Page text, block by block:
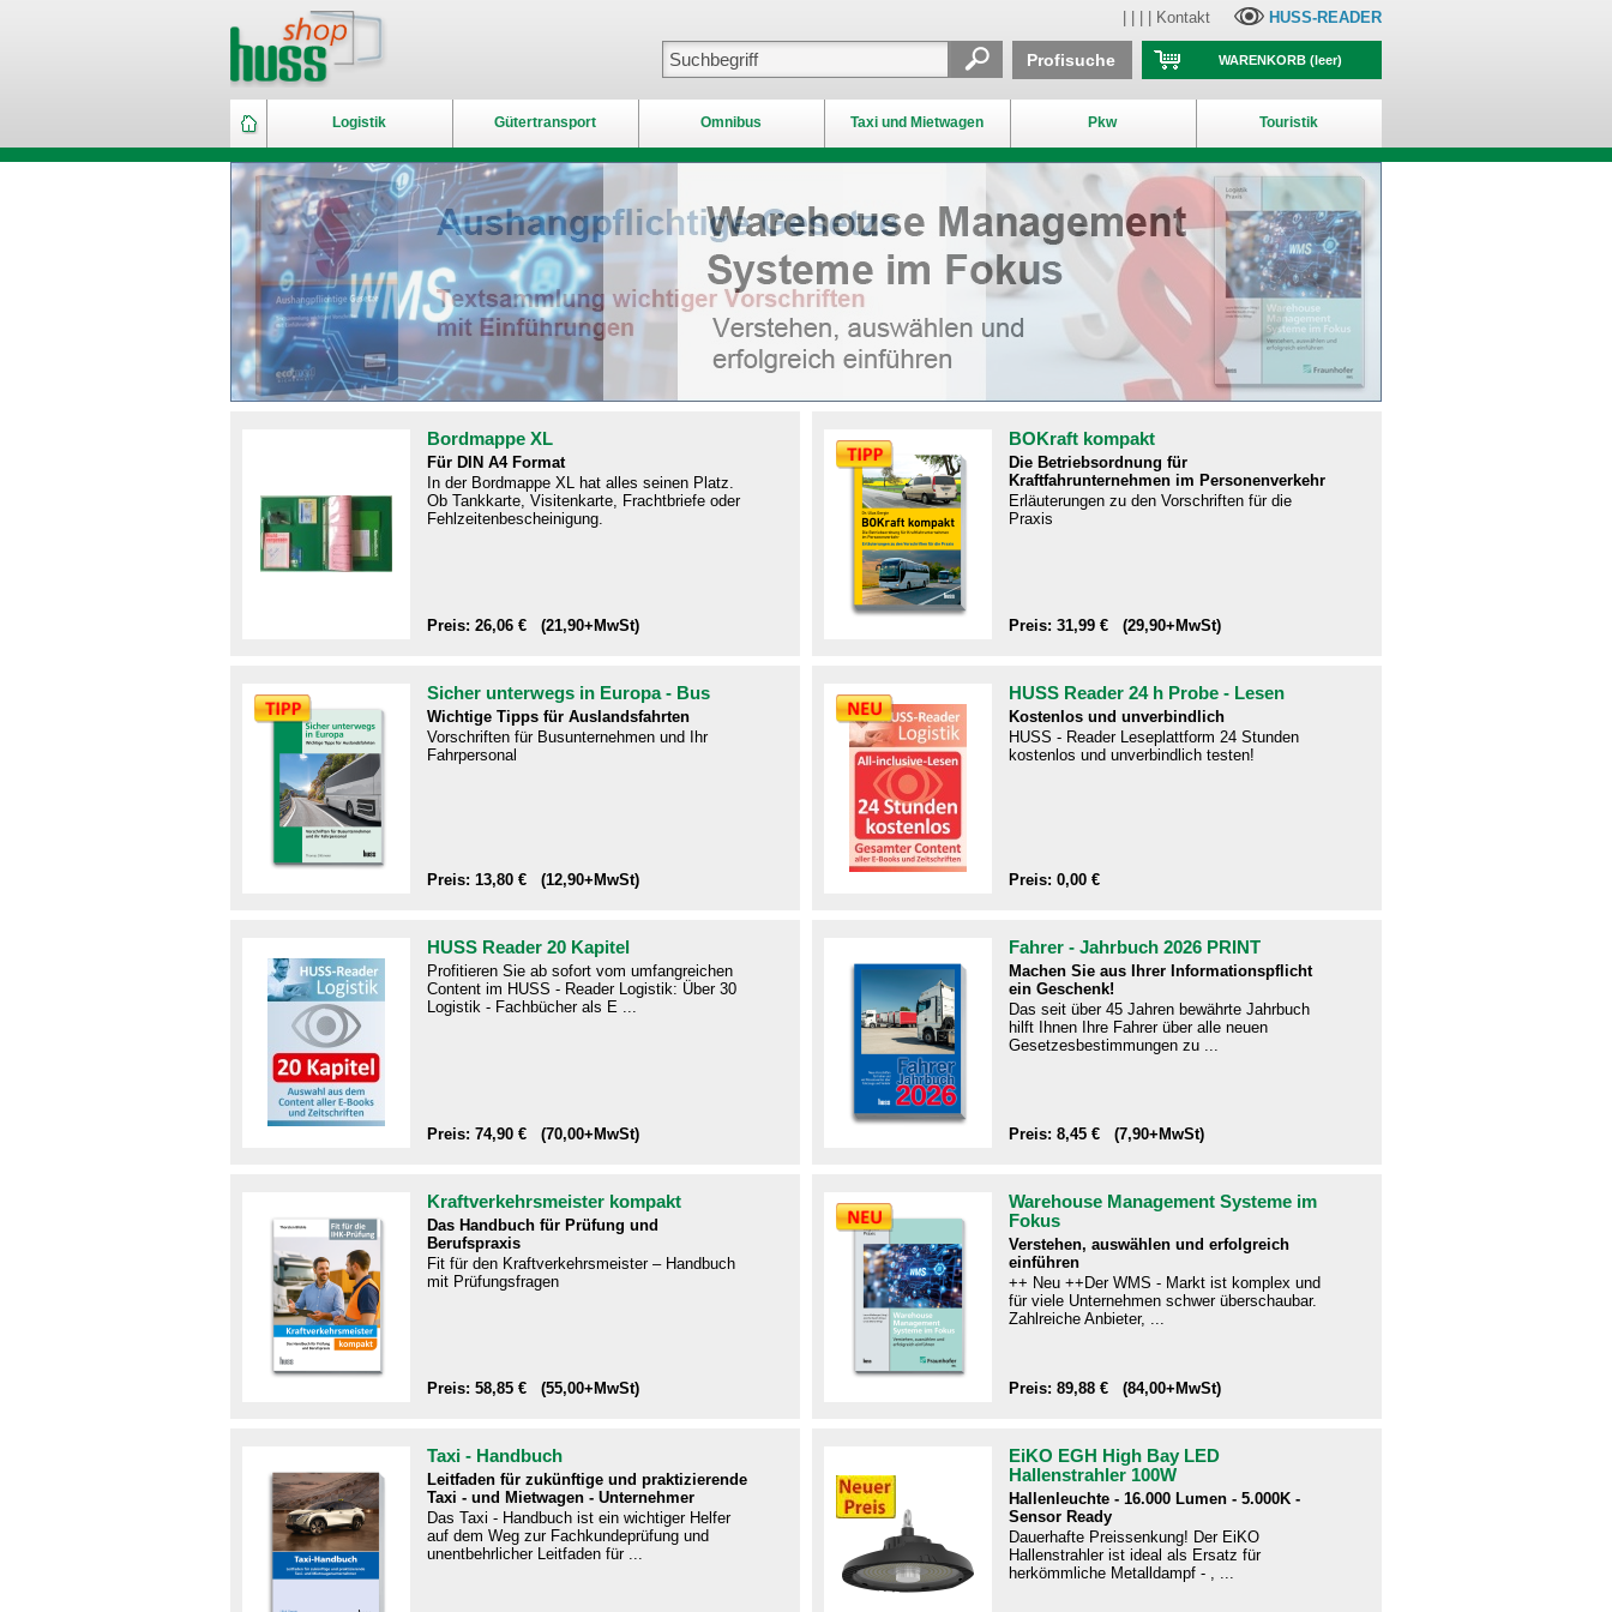
Logistik Gütertransport Omnibus Taxi und Mietwagen Pkw Touristik
Kontakt HUSS-READER
WARENKORB(leer)
Profisuche
Bordmappe XL
Für DIN A4 Format
In der Bordmappe XL hat alles seinen Platz.
Ob Tankkarte, Visitenkarte, Frachtbriefe oder
Fehlzeitenbescheinigung.
Preis: 26,06 € (21,90+MwSt)
BOKraft kompakt
Die Betriebsordnung für
Kraftfahrunternehmen im Personenverkehr
Erläuterungen zu den Vorschriften für die
Praxis​
Preis: 31,99 € (29,90+MwSt)
Sicher unterwegs in Europa - Bus
Wichtige Tipps für Auslandsfahrten
Vorschriften für Busunternehmen und Ihr
Fahrpersonal
Preis: 13,80 € (12,90+MwSt)
HUSS Reader 24 h Probe - Lesen
Kostenlos und unverbindlich
HUSS - Reader Leseplattform 24 Stunden
kostenlos und unverbindlich testen!
Preis: 0,00 €
HUSS Reader 20 Kapitel
Profitieren Sie ab sofort vom umfangreichen
Content im HUSS - Reader Logistik: Über 30
Logistik - Fachbücher als E ...
Preis: 74,90 € (70,00+MwSt)
Fahrer - Jahrbuch 2026 PRINT
Machen Sie aus Ihrer Informationspflicht
ein Geschenk!
Das seit über 45 Jahren bewährte Jahrbuch
hilft Ihnen Ihre Fahrer über alle neuen
Gesetzesbestimmungen zu ...
Preis: 8,45 € (7,90+MwSt)
Kraftverkehrsmeister kompakt
Das Handbuch für Prüfung und
Berufspraxis
Fit für den Kraftverkehrsmeister – Handbuch
mit Prüfungsfragen​
Preis: 58,85 € (55,00+MwSt)
Warehouse Management Systeme im
Fokus
Verstehen, auswählen und erfolgreich
einführen
++ Neu ++Der WMS - Markt ist komplex und
für viele Unternehmen schwer überschaubar.
Zahlreiche Anbieter, ...
Preis: 89,88 € (84,00+MwSt)
Taxi - Handbuch
Leitfaden für zukünftige und praktizierende
Taxi - und Mietwagen - Unternehmer
Das Taxi - Handbuch ist ein wichtiger Helfer
auf dem Weg zur Fachkundeprüfung und
unentbehrlicher Leitfaden für ...
EiKO EGH High Bay LED
Hallenstrahler 100W
Hallenleuchte - 16.000 Lumen - 5.000K -
Sensor Ready
Dauerhafte Preissenkung! Der EiKO
Hallenstrahler ist ideal als Ersatz für
herkömmliche Metalldampf - , ...